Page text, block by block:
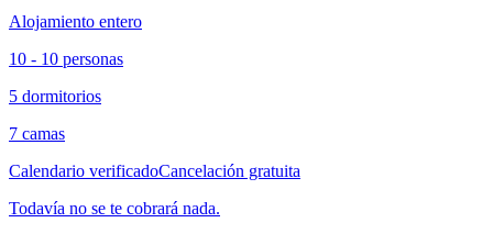
Alojamiento entero
10 - 10 personas
5 dormitorios
7 camas
Calendario verificadoCancelación gratuita
Todavía no se te cobrará nada.